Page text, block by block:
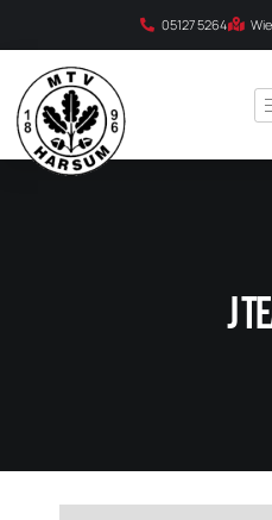
05127 5264
J